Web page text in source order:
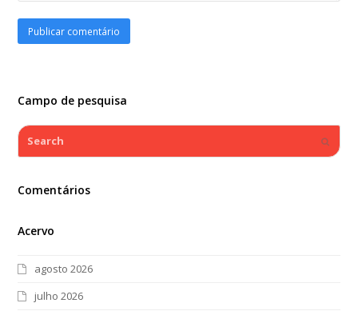
Campo de pesquisa
Search
Comentários
Acervo
agosto 2026
julho 2026